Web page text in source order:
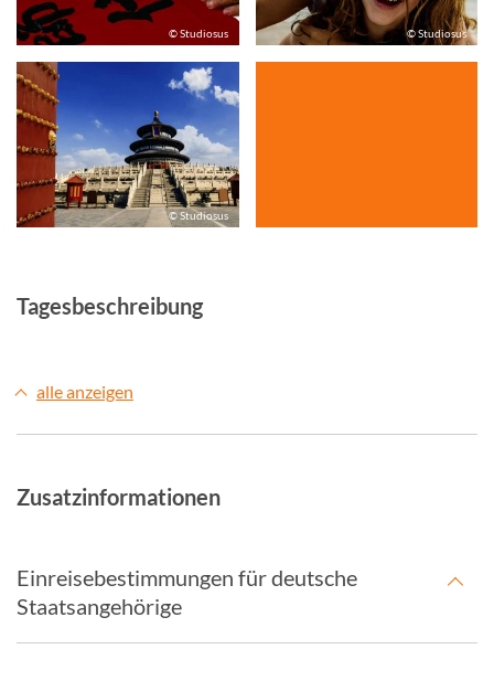
© Studiosus © Studiosus
© Studiosus
Tagesbeschreibung
alle anzeigen
Zusatzinformationen
Einreisebestimmungen für deutsche
Staatsangehörige